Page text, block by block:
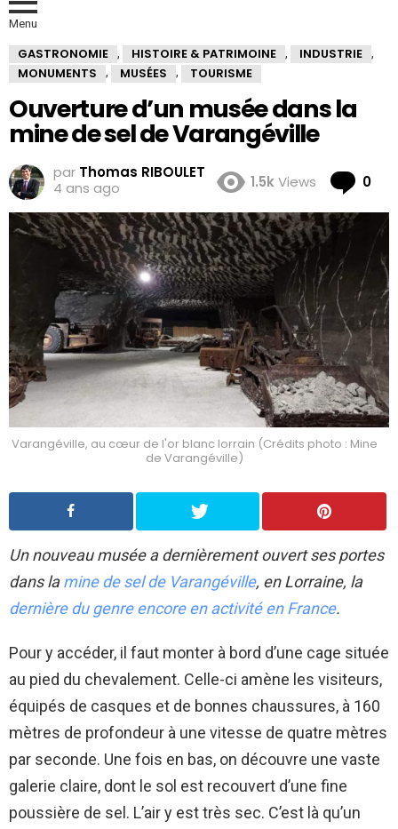
Menu
GASTRONOMIE , HISTOIRE & PATRIMOINE , INDUSTRIE ,
MONUMENTS , MUSÉES , TOURISME
Ouverture d’un musée dans la
mine de sel de Varangéville
par Thomas RIBOULET
4 ans ago
1.5kViews 0
Varangéville, au cœur de l'or blanc lorrain (Crédits photo : Mine
de Varangéville)
Un nouveau musée a dernièrement ouvert ses portes
dans lamine de sel de Varangéville, en Lorraine, la
dernière du genre encore en activité en France.
Pour y accéder, il faut monter à bord d’une cage située
au pied du chevalement. Celle-ci amène les visiteurs,
équipés de casques et de bonnes chaussures, à 160
mètres de profondeur à une vitesse de quatre mètres
par seconde. Une fois en bas, on découvre une vaste
galerie claire, dont le sol est recouvert d’une fine
poussière de sel. L’air y est très sec. C’est là qu’un